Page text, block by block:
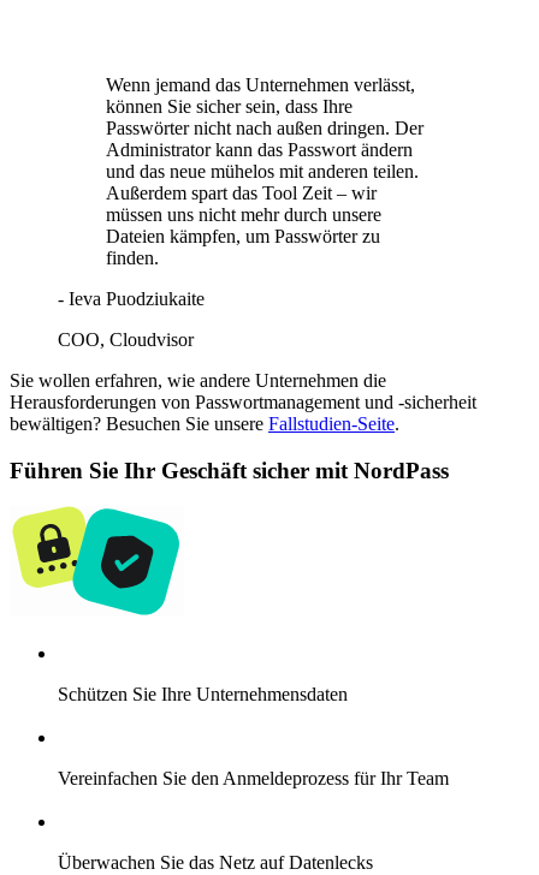
Wenn jemand das Unternehmen verlässt,
können Sie sicher sein, dass Ihre
Passwörter nicht nach außen dringen. Der
Administrator kann das Passwort ändern
und das neue mühelos mit anderen teilen.
Außerdem spart das Tool Zeit – wir
müssen uns nicht mehr durch unsere
Dateien kämpfen, um Passwörter zu
finden.
- Ieva Puodziukaite
COO, Cloudvisor
Sie wollen erfahren, wie andere Unternehmen die
Herausforderungen von Passwortmanagement und -sicherheit
bewältigen? Besuchen Sie unsere Fallstudien-Seite.
Führen Sie Ihr Geschäft sicher mit NordPass
Schützen Sie Ihre Unternehmensdaten
Vereinfachen Sie den Anmeldeprozess für Ihr Team
Überwachen Sie das Netz auf Datenlecks